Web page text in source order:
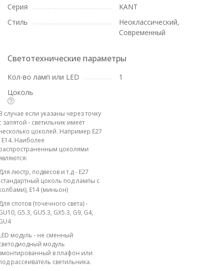
Серия
KANT
Стиль
Неоклассический,
Современный
Светотехнические параметры
Кол-во ламп или LED
1
Цоколь
случае если указаны через точку
запятой - светильник имеет
цоколей. Например E27
E14. Наиболее
цоколями
люстр, подвесов и т.д - E27
цоколь под лампы с
E14 (миньон)
спотов (точечного света) -
G5.3, GU5.3, GX5.3, G9, G4,
модуль - не сменный
модуль
в плафон или
рассеиватель светильника.